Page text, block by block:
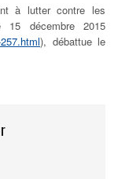
à lutter contre les
15 décembre 2015
), débattue le